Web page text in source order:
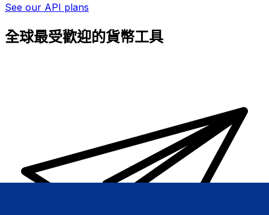
See our API plans
全球最受歡迎的貨幣工具